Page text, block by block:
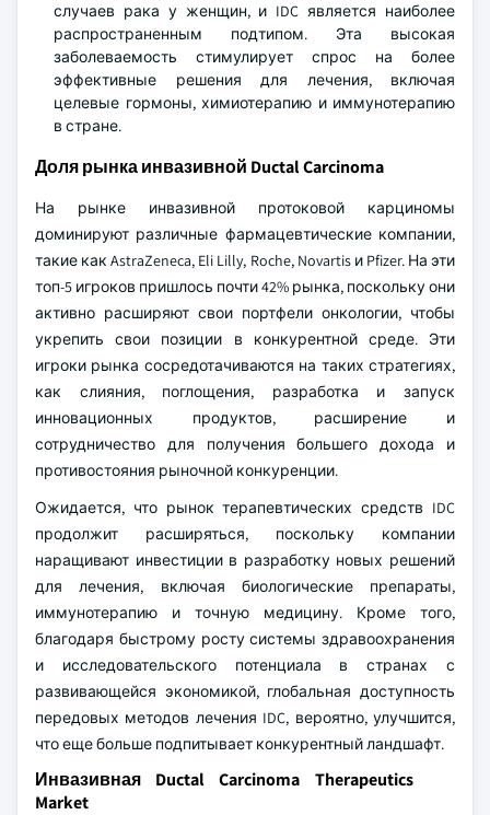
случаев рака у женщин, и IDC является наиболее
распространенным подтипом. Эта высокая
заболеваемость стимулирует спрос на более
эффективные решения для лечения, включая
целевые гормоны, химиотерапию и иммунотерапию
в стране.
Доля рынка инвазивной Ductal Carcinoma
На рынке инвазивной протоковой карциномы
доминируют различные фармацевтические компании,
такие как AstraZeneca, Eli Lilly, Roche, Novartis и Pfizer. На эти
топ-5 игроков пришлось почти 42% рынка, поскольку они
активно расширяют свои портфели онкологии, чтобы
укрепить свои позиции в конкурентной среде. Эти
игроки рынка сосредотачиваются на таких стратегиях,
как слияния, поглощения, разработка и запуск
инновационных продуктов, расширение и
сотрудничество для получения большего дохода и
противостояния рыночной конкуренции.
Ожидается, что рынок терапевтических средств IDC
продолжит расширяться, поскольку компании
наращивают инвестиции в разработку новых решений
для лечения, включая биологические препараты,
иммунотерапию и точную медицину. Кроме того,
благодаря быстрому росту системы здравоохранения
и исследовательского потенциала в странах с
развивающейся экономикой, глобальная доступность
передовых методов лечения IDC, вероятно, улучшится,
что еще больше подпитывает конкурентный ландшафт.
Инвазивная Ductal Carcinoma Therapeutics
Market